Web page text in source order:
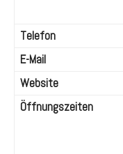
Telefon
E-Mail
Website
Öffnungszeiten